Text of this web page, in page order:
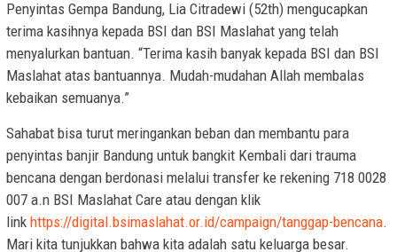
Penyintas Gempa Bandung, Lia Citradewi (52th) mengucapkan
terima kasihnya kepada BSI dan BSI Maslahat yang telah
menyalurkan bantuan. “Terima kasih banyak kepada BSI dan BSI
Maslahat atas bantuannya. Mudah-mudahan Allah membalas
kebaikan semuanya.”
Sahabat bisa turut meringankan beban dan membantu para
penyintas banjir Bandung untuk bangkit Kembali dari trauma
bencana dengan berdonasi melalui transfer ke rekening 718 0028
007 a.n BSI Maslahat Care atau dengan klik
link https://digital.bsimaslahat.or.id/campaign/tanggap-bencana.
Mari kita tunjukkan bahwa kita adalah satu keluarga besar.